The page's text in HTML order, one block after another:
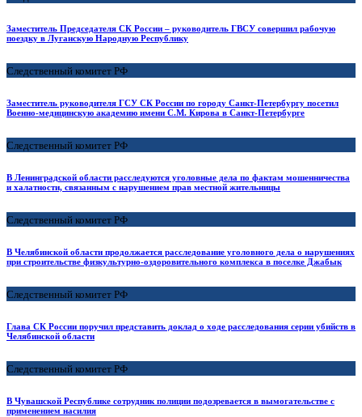
Заместитель Председателя СК России – руководитель ГВСУ совершил рабочую
поездку в Луганскую Народную Республику
Следственный комитет РФ
Заместитель руководителя ГСУ СК России по городу Санкт-Петербургу посетил
Военно-медицинскую академию имени С.М. Кирова в Санкт-Петербурге
Следственный комитет РФ
В Ленинградской области расследуются уголовные дела по фактам мошенничества
и халатности, связанным с нарушением прав местной жительницы
Следственный комитет РФ
В Челябинской области продолжается расследование уголовного дела о нарушениях
при строительстве физкультурно-оздоровительного комплекса в поселке Джабык
Следственный комитет РФ
Глава СК России поручил представить доклад о ходе расследования серии убийств в
Челябинской области
Следственный комитет РФ
В Чувашской Республике сотрудник полиции подозревается в вымогательстве с
применением насилия